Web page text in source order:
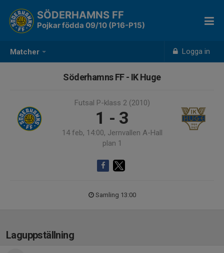
Matcher Logga in
SÖDERHAMNS FF
Pojkar födda 09/10 (P16-P15)
Söderhamns FF - IK Huge
Futsal P-klass 2 (2010)
1 - 3
14 feb, 14:00, Jernvallen A-Hall
plan 1
Samling 13:00
Laguppställning